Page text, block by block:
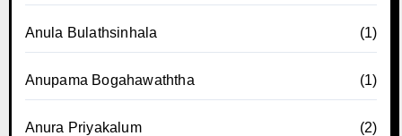
Anula Bulathsinhala (1)
Anupama Bogahawaththa (1)
Anura Priyakalum (2)